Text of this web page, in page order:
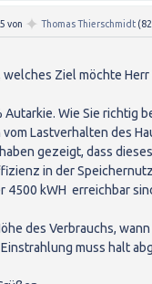
von ✦ Thomas Thierschmidt (82
welches Ziel möchte
Autarkie. Wie Sie richtig
Lastverhalten des
gezeigt, dass
in der
4500 kWH erreichbar
des Verbrauchs,
muss halt